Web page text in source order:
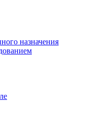
назначения